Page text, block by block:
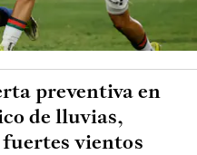
preventiva en
de lluvias,
vientos